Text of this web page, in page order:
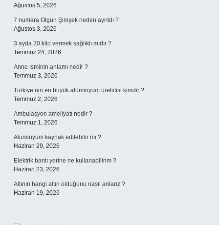
Ağustos 5, 2026
7 numara Olgun Şimşek neden ayrıldı ?
Ağustos 3, 2026
3 ayda 20 kilo vermek sağlıklı mıdır ?
Temmuz 24, 2026
Anne isminin anlamı nedir ?
Temmuz 3, 2026
Türkiye’nin en büyük alüminyum üreticisi kimdir ?
Temmuz 2, 2026
Ambulasyon ameliyatı nedir ?
Temmuz 1, 2026
Alüminyum kaynak edilebilir mi ?
Haziran 29, 2026
Elektrik bantı yerine ne kullanabilirim ?
Haziran 23, 2026
Altının hangi altın olduğunu nasıl anlarız ?
Haziran 19, 2026